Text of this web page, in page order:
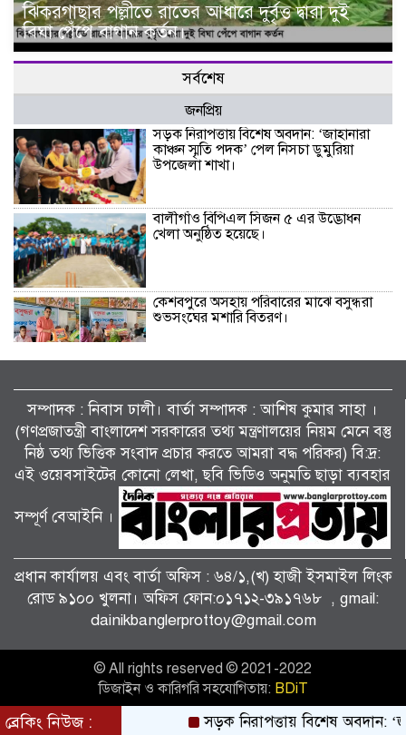
ঝিকরগাছার পল্লীতে রাতের আধারে দুর্বৃত্ত দ্বারা দুই
বিঘা পেঁপে বাগান কর্তন।
সর্বশেষ
জনপ্রিয়
সড়ক নিরাপত্তায় বিশেষ অবদান: ‘জাহানারা
কাঞ্চন স্মৃতি পদক’ পেল নিসচা ডুমুরিয়া
উপজেলা শাখা।
বালীগাঁও বিপিএল সিজন ৫ এর উদ্ভোধন
খেলা অনুষ্ঠিত হয়েছে।
কেশবপুরে অসহায় পরিবারের মাঝে বসুন্ধরা
শুভসংঘের মশারি বিতরণ।
দিলেন আনসার-ভিডিপির সদস্যরা।
সাংবাদিক মোয়াজ্জেম হোসেন রাসেলের পিতা
তোফাজ্জল ডাক্তারের জানাজা ও দাফন
সম্পন্ন।
কেশবপুরে আনসার-ভিডিপির প্রশংসনীয়
উদ্যোগঃ স্বেচ্ছাশ্রমে খাল পরিষ্কার।
কালীগঞ্জ পৌরসভার প্রশিক্ষণার্থীদের মাঝে
কেশবপুর (অসকস)-এর উদ্যোগে বৃক্ষরোপণ
কর্মসূচি-২০২৬ পালন।
সম্পাদক : নিবাস ঢালী। বার্তা সম্পাদক : আশিষ কুমাৱ সাহা ।
(গণপ্রজাতন্ত্রী বাংলাদেশ সরকারের তথ্য মন্ত্রণালয়ের নিয়ম মেনে বস্তু
নিষ্ঠ তথ্য ভিত্তিক সংবাদ প্রচার করতে আমরা বদ্ধ পরিকর) বি:দ্র:
এই ওয়েবসাইটের কোনো লেখা, ছবি ভিডিও অনুমতি ছাড়া ব্যবহার
সম্পূর্ণ বেআইনি ।
প্রধান কার্যালয় এবং বার্তা অফিস : ৬৪/১,(খ) হাজী ইসমাইল লিংক
রোড ৯১০০ খুলনা। অফিস ফোন:০১৭১২-৩৯১৭৬৮ , gmail:
dainikbanglerprottoy@gmail.com
ব্রেকিং নিউজ : সড়ক নিরাপত্তায় বিশেষ অবদান:
© All rights reserved © 2021-2022
ডিজাইন ও কারিগরি সহযোগিতায়: BDiT